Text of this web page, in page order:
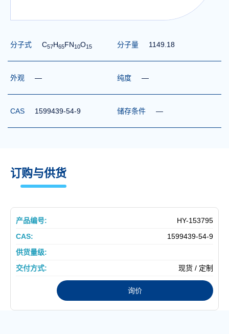
分子式 C57H65FN10O15 分子量 1149.18
外观 — 纯度 —
CAS 1599439-54-9 储存条件 —
订购与供货
HY-153795
1599439-54-9
现货 / 定制
询价